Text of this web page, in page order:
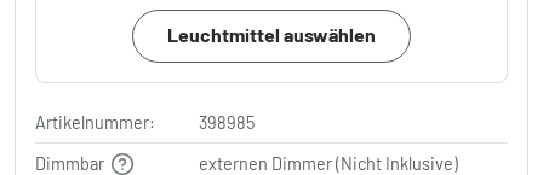
Leuchtmittel auswählen
Artikelnummer:
398985
Dimmbar
externen Dimmer (Nicht Inklusive)